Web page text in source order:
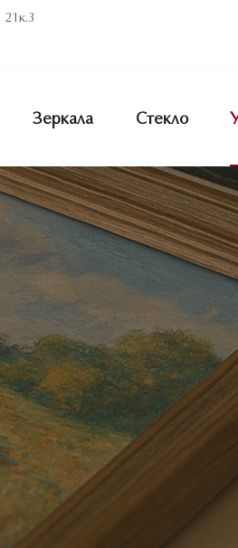
Зеркала Стекло